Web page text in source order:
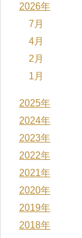
2026年
7月
4月
2月
1月
2025年
2024年
2023年
2022年
2021年
2020年
2019年
2018年